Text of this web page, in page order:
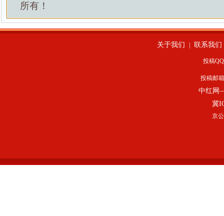
所有！
关于我们 联系我们
投稿
投稿邮
中红网
冀
京